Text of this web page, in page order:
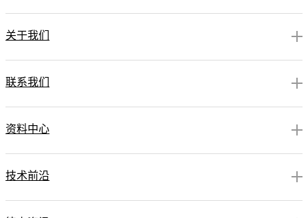
关于我们
联系我们
资料中心
技术前沿